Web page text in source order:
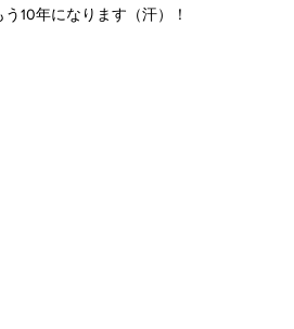
う10年になります（汗）！